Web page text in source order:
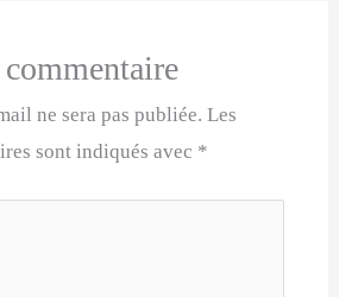
ne sera pas publiée. Les
sont indiqués avec *